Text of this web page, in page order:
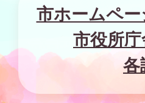
市ホームペ
市役所
各